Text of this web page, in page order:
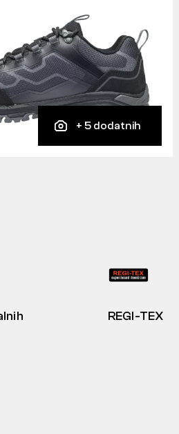
+ 5 dodatnih
REGI-TEX